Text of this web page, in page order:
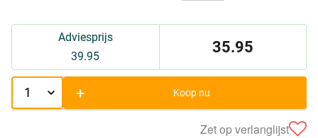
Adviesprijs
39.95
35.95
+ Koop nu
Zet op verlanglijst